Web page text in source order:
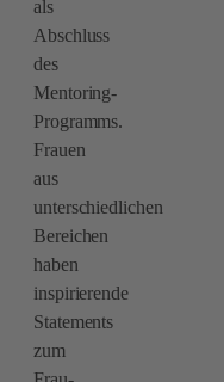
als
Abschluss
des
Mentoring-
Programms.
Frauen
aus
unterschiedlichen
Bereichen
haben
inspirierende
Statements
zum